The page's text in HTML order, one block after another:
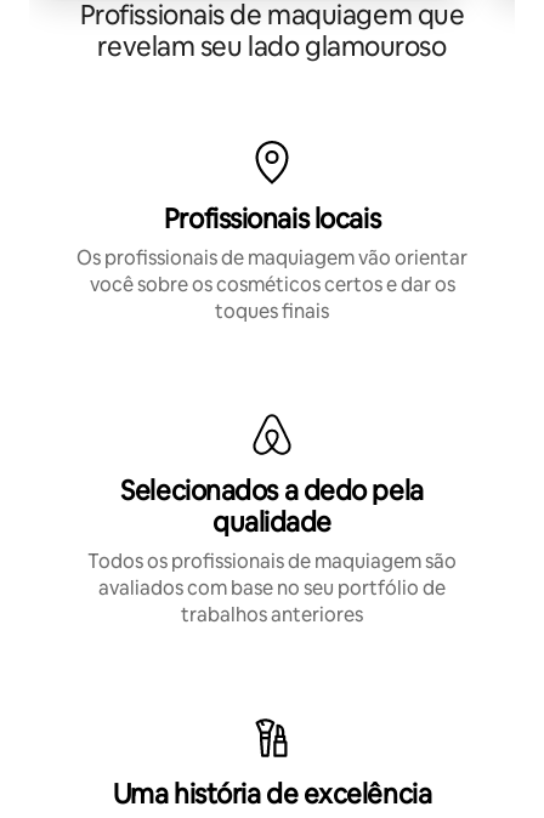
Profissionais de maquiagem que
revelam seu lado glamouroso
Profissionais locais
Os profissionais de maquiagem vão orientar
você sobre os cosméticos certos e dar os
toques finais
Selecionados a dedo pela
qualidade
Todos os profissionais de maquiagem são
avaliados com base no seu portfólio de
trabalhos anteriores
Uma história de excelência